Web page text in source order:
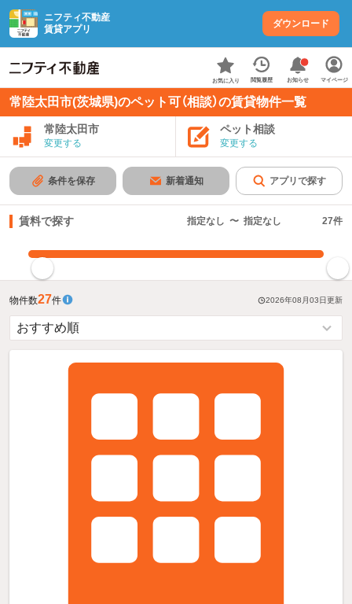
ニフティ不動産
賃貸アプリ
ダウンロード
お気に入り 閲覧履歴 お知らせ マイページ
常陸太田市(茨城県)のペット可（相談）の賃貸物件一覧
常陸太田市
変更する
ペット相談
変更する
条件を保存 新着通知 アプリで探す
賃料で探す 指定なし 〜 指定なし 27件
物件数27件 2026年08月03日更新